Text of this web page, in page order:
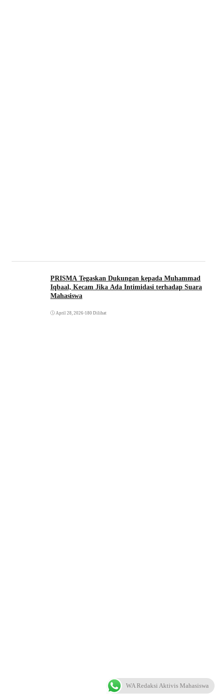
PRISMA Tegaskan Dukungan kepada Muhammad
Iqbaal, Kecam Jika Ada Intimidasi terhadap Suara
Mahasiswa
April 28, 2026•180 Dilihat
WA Redaksi Aktivis Mahasiswa